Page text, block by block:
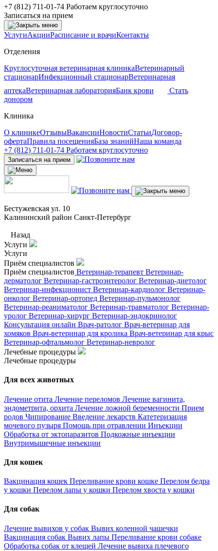
+7 (812) 711-01-74 Работаем круглосуточно
Записаться на прием
УслугиАкцииРасписание и врачиКонтакты
Отделения
Круглосуточная ветеринарная клиникаВетеринарный
стационарИнфекционный стационарВетеринарная
аптекаВетеринарная лабораторияБанк крови
Стать
донором
Клиника
О клиникеОтзывыВакансииНовостиСтатьиДоговор-
офертаПравила посещенияБаза знанийНаша команда
+7 (812) 711-01-74 Работаем круглосуточно
Записаться на прием
Бестужевская ул. 10
Калининский район Санкт-Петербург
Назад
Услуги
Услуги
Приём специалистов
Приём специалистов Ветеринар-терапевт Ветеринар-
дерматолог Ветеринар-гастроэнтеролог Ветеринар-диетолог
Ветеринар-инфекционист Ветеринар-кардиолог Ветеринар-
онколог Ветеринар-ортопед Ветеринар-пульмонолог
Ветеринар-реаниматолог Ветеринар-травматолог Ветеринар-
уролог Ветеринар-хирург Ветеринар-эндокринолог
Консультация онлайн Врач-ратолог Врач-ветеринар для
хомяков Врач-ветеринар для кролика Врач-ветеринар для крыс
Ветеринар-офтальмолог Ветеринар-невролог
Лечебные процедуры
Лечебные процедуры
Для всех животных
Лечение отита Лечение переломов Лечение вагинита,
эндометрита, орхита Лечение ложной беременности Прием
родов Чипирование Введение лекарств Катетеризация
мочевого пузыря Помощь при отравлении Инъекции
Обработка от эктопаразитов Подкожные инъекции
Внутримышечные инъекции
Для кошек
Вакцинация кошек Переливание крови кошке Перелом бедра
у кошки Перелом лапы у кошки Перелом хвоста у кошки
Для собак
Лечение вывихов у собак Вывих коленной чашечки
Вакцинация собак Вывих лапы Переливание крови собаке
Обработка собак от клещей Лечение вывиха плечевого